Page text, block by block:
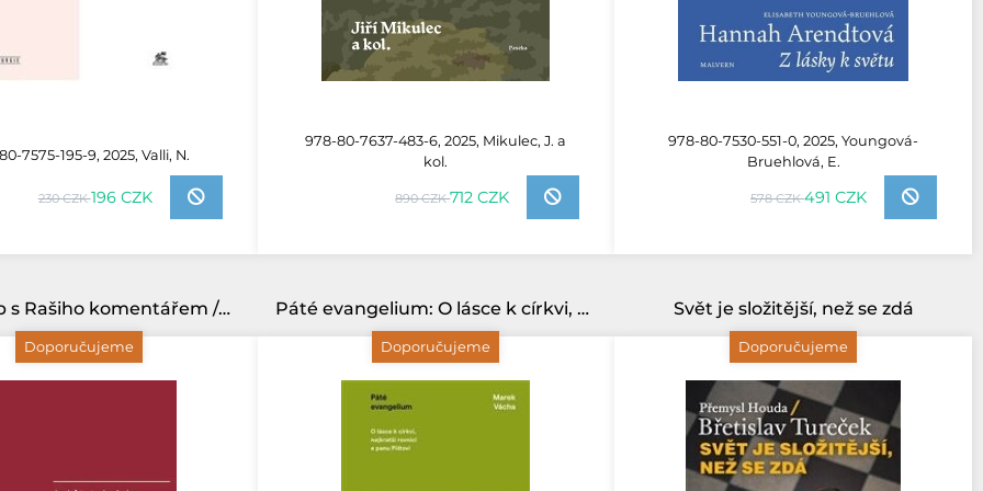
7575-195-9, 2025, Valli, N.
230 CZK196 CZK
978-80-7637-483-6, 2025, Mikulec, J. a
kol.
890 CZK712 CZK
978-80-7530-551-0, 2025, Youngová-
Bruehlová, E.
578 CZK491 CZK
Doporučujeme
Kniha Job s Rašiho komentářem /překlad K. Sidon/
Doporučujeme
Páté evangelium: O lásce k církvi, nejkratší rovnici a panu Pištovi
Doporučujeme
Svět je složitější, než se zdá